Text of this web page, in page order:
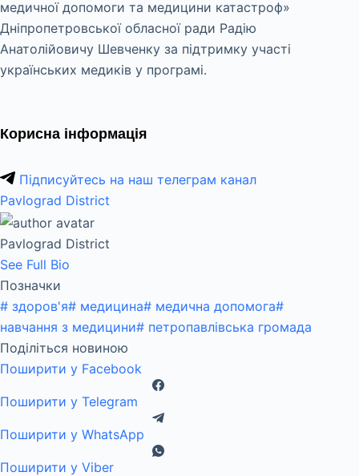
медичної допомоги та медицини катастроф»
Дніпропетровської обласної ради Радію
Анатолійовичу Шевченку за підтримку участі
українських медиків у програмі.
Корисна інформація
Підписуйтесь на наш телеграм канал
Pavlograd District
Pavlograd District
See Full Bio
Позначки
# здоров'я# медицина# медична допомога#
навчання з медицини# петропавлівська громада
Поділіться новиною
Поширити у Facebook
Поширити у Telegram
Поширити у WhatsApp
Поширити у Viber